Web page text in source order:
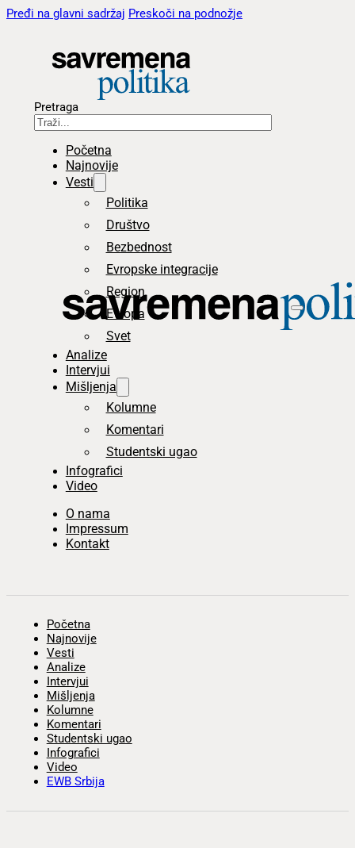
Pređi na glavni sadržaj Preskoči na podnožje
Pretraga
Početna
Najnovije
Vesti
Politika
Društvo
Bezbednost
Evropske integracije
Region
Evropa
Svet
Analize
Intervjui
Mišljenja
Kolumne
Komentari
Studentski ugao
Infografici
Video
O nama
Impressum
Kontakt
Početna
Najnovije
Vesti
Analize
Intervjui
Mišljenja
Kolumne
Komentari
Studentski ugao
Infografici
Video
EWB Srbija